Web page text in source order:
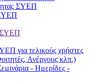
ΣΥΕΠ
ΣΥΕΠ
ΣΥΕΠ
για τελικούς χρήστες
Ανέργους κλπ.)
- Ημερίδες -